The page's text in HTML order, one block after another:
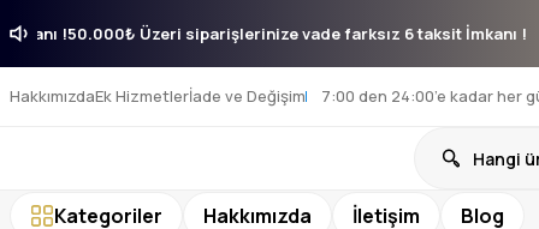
İmkanı !50.000₺ Üzeri siparişlerinize vade farksız 6 taksit
HakkımızdaEk Hizmetlerİade ve Değişim 7:00 den 24:00’e kadar her
Kategoriler Hakkımızda İletişim Blog